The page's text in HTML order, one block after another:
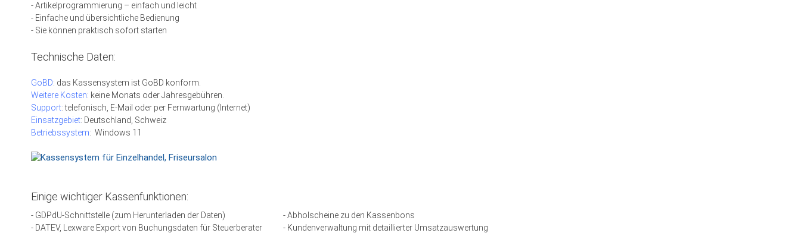
- Artikelprogrammierung – einfach und leicht
- Einfache und übersichtliche Bedienung
- Sie können praktisch sofort starten
Technische Daten:
GoBD: das Kassensystem ist GoBD konform.
Weitere Kosten: keine Monats oder Jahresgebühren.
Support: telefonisch, E-Mail oder per Fernwartung (Internet)
Einsatzgebiet: Deutschland, Schweiz
Betriebssystem: Windows 11
Einige wichtiger Kassenfunktionen:
- GDPdU-Schnittstelle (zum Herunterladen der Daten)
- DATEV, Lexware Export von Buchungsdaten für Steuerberater
- Abholscheine zu den Kassenbons
- Kundenverwaltung mit detaillierter Umsatzauswertung